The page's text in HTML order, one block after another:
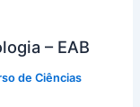
– EAB
de Ciências